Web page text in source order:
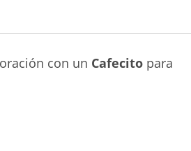
con un Cafecito para